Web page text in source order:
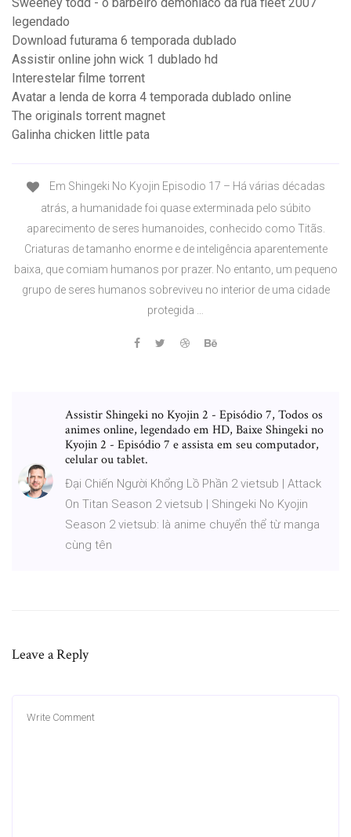
Sweeney todd - o barbeiro demoníaco da rua fleet 2007
legendado
Download futurama 6 temporada dublado
Assistir online john wick 1 dublado hd
Interestelar filme torrent
Avatar a lenda de korra 4 temporada dublado online
The originals torrent magnet
Galinha chicken little pata
Em Shingeki No Kyojin Episodio 17 – Há várias décadas
atrás, a humanidade foi quase exterminada pelo súbito
aparecimento de seres humanoides, conhecido como Titãs.
Criaturas de tamanho enorme e de inteligência aparentemente
baixa, que comiam humanos por prazer. No entanto, um pequeno
grupo de seres humanos sobreviveu no interior de uma cidade
protegida …
Assistir Shingeki no Kyojin 2 - Episódio 7, Todos os
animes online, legendado em HD, Baixe Shingeki no
Kyojin 2 - Episódio 7 e assista em seu computador,
celular ou tablet.
Đại Chiến Người Khổng Lồ Phần 2 vietsub | Attack
On Titan Season 2 vietsub | Shingeki No Kyojin
Season 2 vietsub: là anime chuyển thể từ manga
cùng tên
Leave a Reply